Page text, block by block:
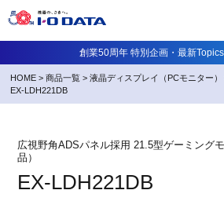
創業50周年 特別企画・最新
HOME >商品一覧 >液晶ディスプレイ（PCモニター）
EX-LDH221DB
広視野角ADSパネル採用 21.5型ゲーミング
品）
EX-LDH221DB